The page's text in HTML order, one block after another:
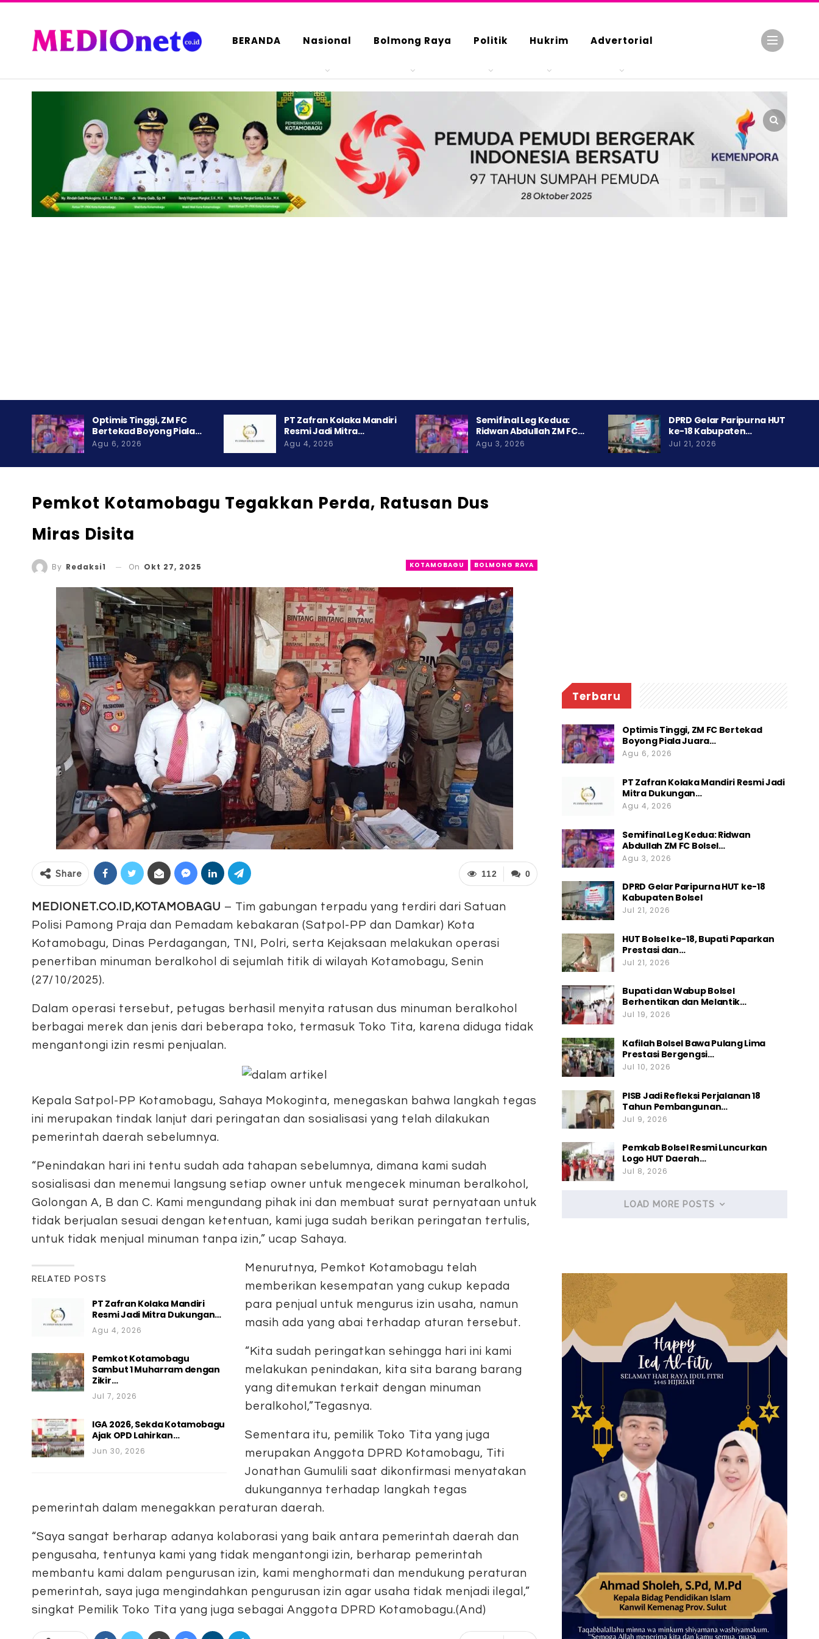
BERANDA Nasional Bolmong Raya Politik Hukrim Advertorial
Optimis Tinggi, ZM FC
Bertekad Boyong Piala…
Agu 6, 2026
PT Zafran Kolaka Mandiri
Resmi Jadi Mitra…
Agu 4, 2026
Semifinal Leg Kedua:
Ridwan Abdullah ZM FC…
Agu 3, 2026
DPRD Gelar Paripurna HUT
ke-18 Kabupaten…
Jul 21, 2026
Pemkot Kotamobagu Tegakkan Perda, Ratusan Dus
Miras Disita
KOTAMOBAGU BOLMONG RAYA
By Redaksi1 On Okt 27, 2025
0
112
Share
MEDIONET.CO.ID,KOTAMOBAGU – Tim gabungan terpadu yang terdiri dari Satuan
Polisi Pamong Praja dan Pemadam kebakaran (Satpol-PP dan Damkar) Kota
Kotamobagu, Dinas Perdagangan, TNI, Polri, serta Kejaksaan melakukan operasi
penertiban minuman beralkohol di sejumlah titik di wilayah Kotamobagu, Senin
(27/10/2025).
Dalam operasi tersebut, petugas berhasil menyita ratusan dus minuman beralkohol
berbagai merek dan jenis dari beberapa toko, termasuk Toko Tita, karena diduga tidak
mengantongi izin resmi penjualan.
Kepala Satpol-PP Kotamobagu, Sahaya Mokoginta, menegaskan bahwa langkah tegas
ini merupakan tindak lanjut dari peringatan dan sosialisasi yang telah dilakukan
pemerintah daerah sebelumnya.
“Penindakan hari ini tentu sudah ada tahapan sebelumnya, dimana kami sudah
sosialisasi dan menemui langsung setiap owner untuk mengecek minuman beralkohol,
Golongan A, B dan C. Kami mengundang pihak ini dan membuat surat pernyataan untuk
tidak berjualan sesuai dengan ketentuan, kami juga sudah berikan peringatan tertulis,
untuk tidak menjual minuman tanpa izin,” ucap Sahaya.
RELATED POSTS
PT Zafran Kolaka Mandiri
Resmi Jadi Mitra Dukungan…
Agu 4, 2026
Pemkot Kotamobagu
Sambut 1 Muharram dengan
Zikir…
Jul 7, 2026
IGA 2026, Sekda Kotamobagu
Ajak OPD Lahirkan…
Jun 30, 2026
Menurutnya, Pemkot Kotamobagu telah
memberikan kesempatan yang cukup kepada
para penjual untuk mengurus izin usaha, namun
masih ada yang abai terhadap aturan tersebut.
“Kita sudah peringatkan sehingga hari ini kami
melakukan penindakan, kita sita barang barang
yang ditemukan terkait dengan minuman
beralkohol,”Tegasnya.
Sementara itu, pemilik Toko Tita yang juga
merupakan Anggota DPRD Kotamobagu, Titi
Jonathan Gumulili saat dikonfirmasi menyatakan
dukungannya terhadap langkah tegas
pemerintah dalam menegakkan peraturan daerah.
“Saya sangat berharap adanya kolaborasi yang baik antara pemerintah daerah dan
pengusaha, tentunya kami yang tidak mengantongi izin, berharap pemerintah
membantu kami dalam pengurusan izin, kami menghormati dan mendukung peraturan
pemerintah, saya juga mengindahkan pengurusan izin agar usaha tidak menjadi ilegal,”
singkat Pemilik Toko Tita yang juga sebagai Anggota DPRD Kotamobagu.(And)
Terbaru
Optimis Tinggi, ZM FC Bertekad
Boyong Piala Juara…
Agu 6, 2026
PT Zafran Kolaka Mandiri Resmi Jadi
Mitra Dukungan…
Agu 4, 2026
Semifinal Leg Kedua: Ridwan
Abdullah ZM FC Bolsel…
Agu 3, 2026
DPRD Gelar Paripurna HUT ke-18
Kabupaten Bolsel
Jul 21, 2026
HUT Bolsel ke-18, Bupati Paparkan
Prestasi dan…
Jul 21, 2026
Bupati dan Wabup Bolsel
Berhentikan dan Melantik…
Jul 19, 2026
Kafilah Bolsel Bawa Pulang Lima
Prestasi Bergengsi…
Jul 10, 2026
PISB Jadi Refleksi Perjalanan 18
Tahun Pembangunan…
Jul 9, 2026
Pemkab Bolsel Resmi Luncurkan
Logo HUT Daerah…
Jul 8, 2026
LOAD MORE POSTS